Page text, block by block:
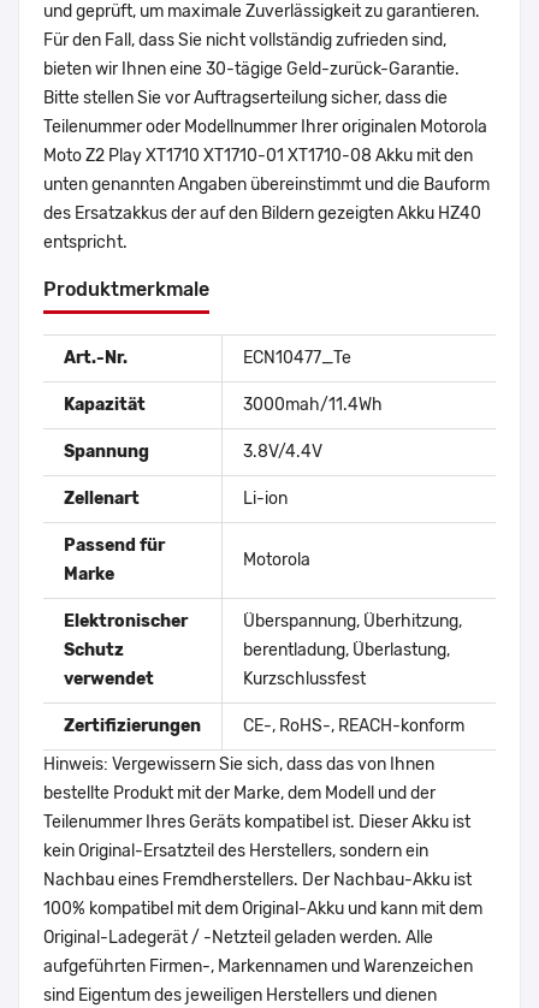
und geprüft, um maximale Zuverlässigkeit zu garantieren.
Für den Fall, dass Sie nicht vollständig zufrieden sind,
bieten wir Ihnen eine 30-tägige Geld-zurück-Garantie.
Bitte stellen Sie vor Auftragserteilung sicher, dass die
Teilenummer oder Modellnummer Ihrer originalen Motorola
Moto Z2 Play XT1710 XT1710-01 XT1710-08 Akku mit den
unten genannten Angaben übereinstimmt und die Bauform
des Ersatzakkus der auf den Bildern gezeigten Akku HZ40
entspricht.
Produktmerkmale
Art.-Nr. ECN10477_Te
Kapazität 3000mah/11.4Wh
Spannung 3.8V/4.4V
Zellenart Li-ion
Passend für
Marke
Motorola
Elektronischer
Schutz
verwendet
Überspannung, Überhitzung,
berentladung, Überlastung,
Kurzschlussfest
Zertifizierungen
CE-, RoHS-, REACH-konform
Hinweis: Vergewissern Sie sich, dass das von Ihnen
bestellte Produkt mit der Marke, dem Modell und der
Teilenummer Ihres Geräts kompatibel ist. Dieser Akku ist
kein Original-Ersatzteil des Herstellers, sondern ein
Nachbau eines Fremdherstellers. Der Nachbau-Akku ist
100% kompatibel mit dem Original-Akku und kann mit dem
Original-Ladegerät / -Netzteil geladen werden. Alle
aufgeführten Firmen-, Markennamen und Warenzeichen
sind Eigentum des jeweiligen Herstellers und dienen